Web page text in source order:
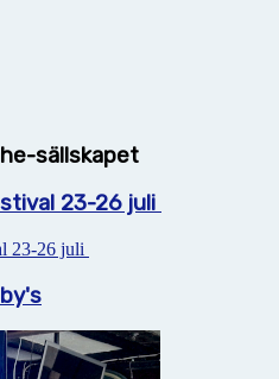
sällskapet
23-26 juli